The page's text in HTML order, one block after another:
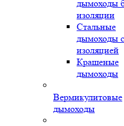
дымоходы
изоляции
Стальные
дымоходы с
изоляцией
Крашеные
дымоходы
Вермикулитовые
дымоходы